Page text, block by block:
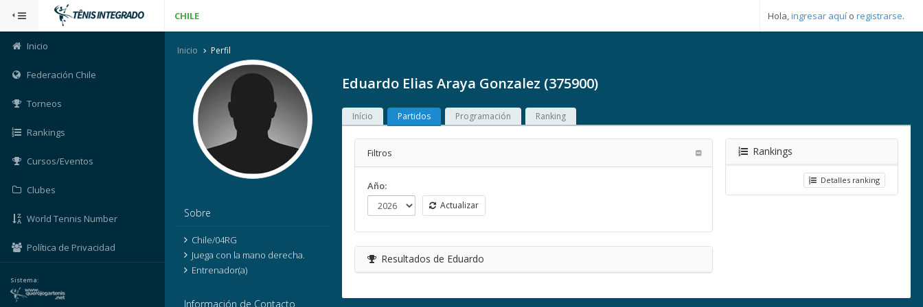
CHILE Hola,ingresar aquí o registrarse.
Inicio
Federación Chile
Torneos
Rankings
Cursos/Eventos
Clubes
World Tennis Number
Política de Privacidad
Sistema:
Inicio Perfil
Eduardo Elias Araya Gonzalez (375900)
Sobre
Chile/04RG
Juega con la mano derecha.
Entrenador(a)
Información de Contacto
Início Partidos Programación Ranking
Filtros
Año:
Actualizar
Resultados de Eduardo
Rankings
Detalles ranking